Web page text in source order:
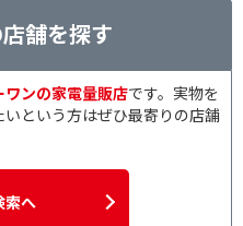
舗を探す
ンの家電量販店です。実物を
という方はぜひ最寄りの店舗
索へ